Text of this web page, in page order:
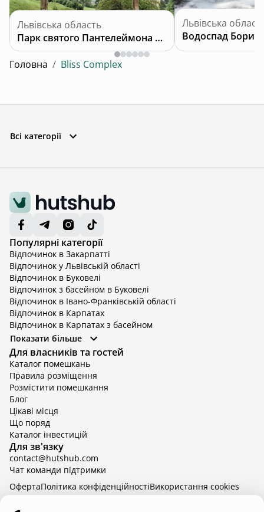
Львівська область
Парк святого Пантелеймона Цілителя
Львівська
Водоспад
Головна / Bliss Complex
Всі категорії
Популярні категорії
Відпочинок в Закарпатті
Відпочинок у Львівській області
Відпочинок в Буковелі
Відпочинок з басейном в Буковелі
Відпочинок в Івано-Франківській області
Відпочинок в Карпатах
Відпочинок в Карпатах з басейном
Відпочинок в Київській області
Відпочинок в Київській області з басейном
Відпочинок в Тернопільській області
Відпочинок у Вінницькій області
Відпочинок в Яремче
Відпочинок у Львівській області з басейном
Відпочинок з басейном в Тернопільській області
Показати більше
Для власників та гостей
Каталог помешкань
Правила розміщення
Розмістити помешкання
Блог
Цікаві місця
Що поряд
Каталог інвестицій
Для зв'язку
contact@hutshub.com
Чат команди підтримки
hutshub | ©2026
ОфертаПолітика конфіденційностіBикористання cookies